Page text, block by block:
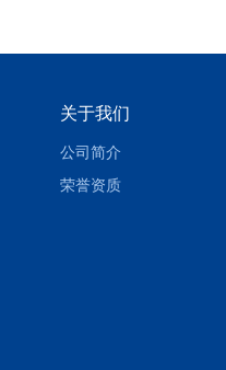
关于我们
公司简介
荣誉资质